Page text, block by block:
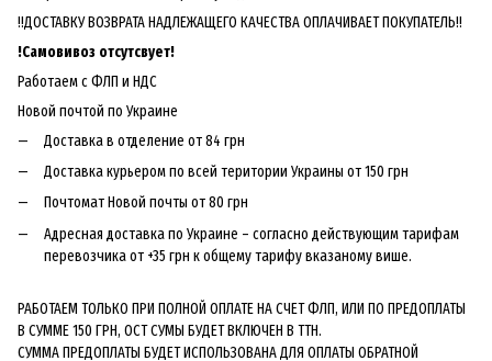
!!ДОСТАВКУ ВОЗВРАТА НАДЛЕЖАЩЕГО КАЧЕСТВА ОПЛАЧИВАЕТ ПОКУПАТЕЛЬ!!
!Самовивоз отсутсвует!
Работаем с ФЛП и НДС
Новой почтой по Украине
Доставка в отделение от 84 грн
Доставка курьером по всей територии Украины от 150 грн
Почтомат Новой почты от 80 грн
Адресная доставка по Украине – согласно действующим тарифам
перевозчика от +35 грн к общему тарифу вказаному више.
РАБОТАЕМ ТОЛЬКО ПРИ ПОЛНОЙ ОПЛАТЕ НА СЧЕТ ФЛП, ИЛИ ПО ПРЕДОПЛАТЫ
В СУММЕ 150 ГРН, ОСТ СУМЫ БУДЕТ ВКЛЮЧЕН В ТТН.
СУММА ПРЕДОПЛАТЫ БУДЕТ ИСПОЛЬЗОВАНА ДЛЯ ОПЛАТЫ ОБРАТНОЙ